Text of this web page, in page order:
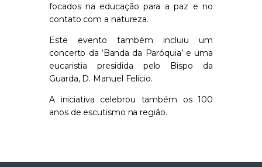
focados na educação para a paz e no
contato com a natureza.
Este evento também incluiu um
concerto da ‘Banda da Paróquia’ e uma
eucaristia presidida pelo Bispo da
Guarda, D. Manuel Felício.
A iniciativa celebrou também os 100
anos de escutismo na região.